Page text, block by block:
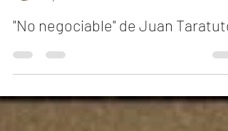
Carlos Andrés Mendiola
"No negociable" de Juan Taratuto